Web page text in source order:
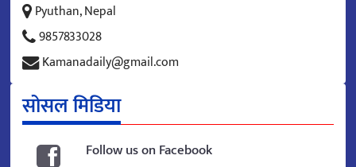
Pyuthan, Nepal
9857833028
Kamanadaily@gmail.com
सोसल मिडिया
Follow us on Facebook